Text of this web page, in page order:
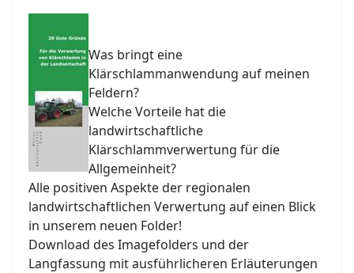
Was bringt eine
Klärschlammanwendung auf meinen
Feldern?
Welche Vorteile hat die
landwirtschaftliche
Klärschlammverwertung für die
Allgemeinheit?
Alle positiven Aspekte der regionalen
landwirtschaftlichen Verwertung auf einen Blick
in unserem neuen Folder!
Download des Imagefolders und der
Langfassung mit ausführlicheren Erläuterungen